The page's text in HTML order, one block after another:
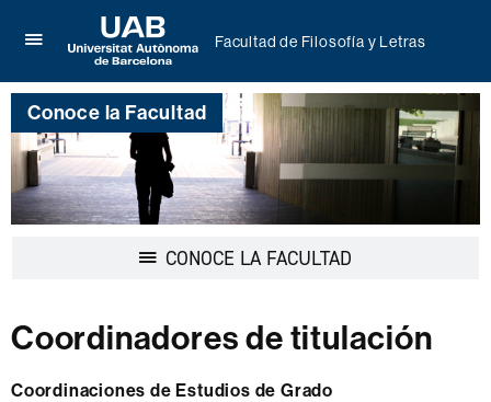
aquí
para
desplegar
el
menú
de
Facultad
de
Universitat
Autònoma
de
Barcelona
Facultad de Filosofía y Letras
Conoce la Facultad
CONOCE LA FACULTAD
Coordinadores de titulación
Coordinaciones de Estudios de Grado